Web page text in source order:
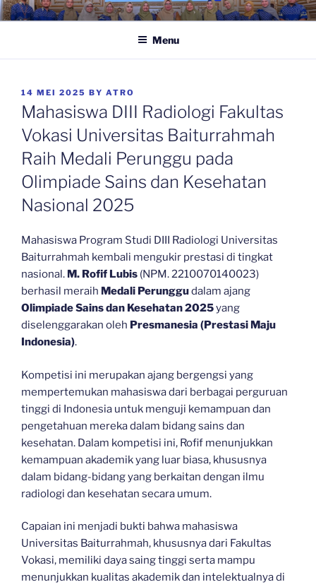
Skip
to
.:: PRODI DIII RADIOLOGI ::.
| Universitas Baiturrahmah
Menu
POSTED
ON
14 MEI 2025 BY ATRO
Mahasiswa DIII Radiologi Fakultas
Vokasi Universitas Baiturrahmah
Raih Medali Perunggu pada
Olimpiade Sains dan Kesehatan
Nasional 2025
Mahasiswa Program Studi DIII Radiologi Universitas
Baiturrahmah kembali mengukir prestasi di tingkat
nasional. M. Rofif Lubis (NPM. 2210070140023)
berhasil meraih Medali Perunggudalam ajang
Olimpiade Sains dan Kesehatan 2025yang
diselenggarakan oleh Presmanesia (Prestasi Maju
Indonesia).
Kompetisi ini merupakan ajang bergengsi yang
mempertemukan mahasiswa dari berbagai perguruan
tinggi di Indonesia untuk menguji kemampuan dan
pengetahuan mereka dalam bidang sains dan
kesehatan. Dalam kompetisi ini, Rofif menunjukkan
kemampuan akademik yang luar biasa, khususnya
dalam bidang-bidang yang berkaitan dengan ilmu
radiologi dan kesehatan secara umum.
Capaian ini menjadi bukti bahwa mahasiswa
Universitas Baiturrahmah, khususnya dari Fakultas
Vokasi, memiliki daya saing tinggi serta mampu
menunjukkan kualitas akademik dan intelektualnya di